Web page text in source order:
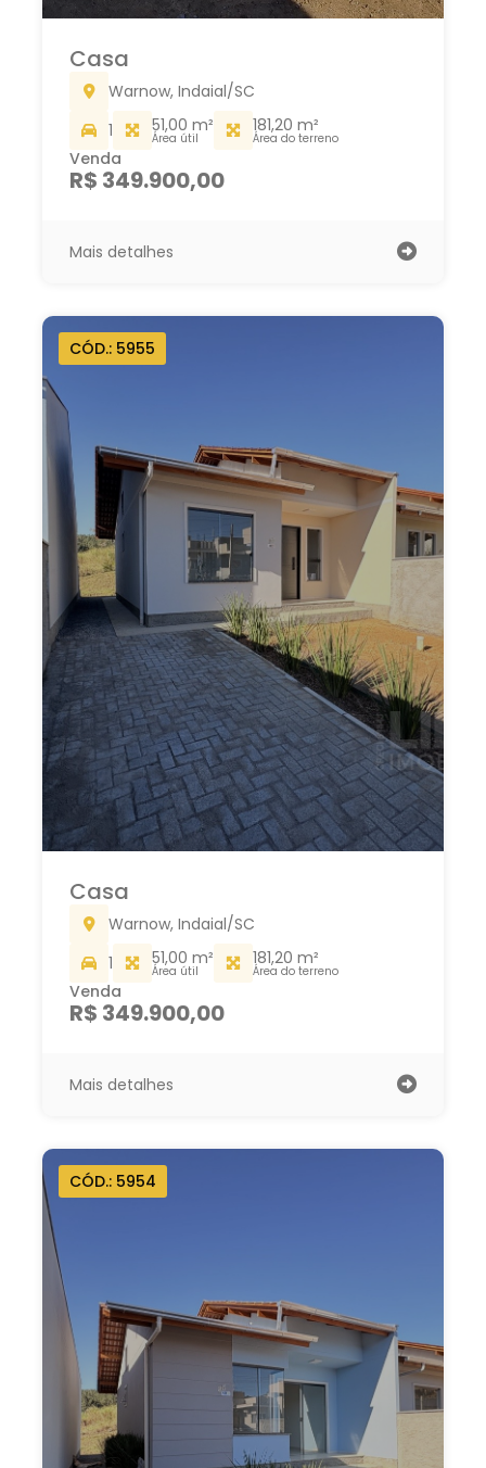
Casa
Warnow, Indaial/SC
1
51,00 m²
Área útil
181,20 m²
Área do terreno
Venda
R$ 349.900,00
Mais detalhes
CÓD.: 5955
Casa
Warnow, Indaial/SC
1
51,00 m²
Área útil
181,20 m²
Área do terreno
Venda
R$ 349.900,00
Mais detalhes
CÓD.: 5954